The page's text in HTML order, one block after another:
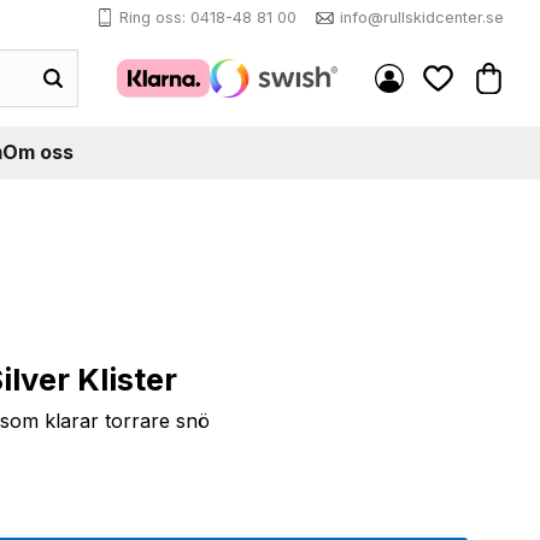
Ring oss: 0418-48 81 00 info@rullskidcenter.se
Om oss
Klister
klarar torrare snö